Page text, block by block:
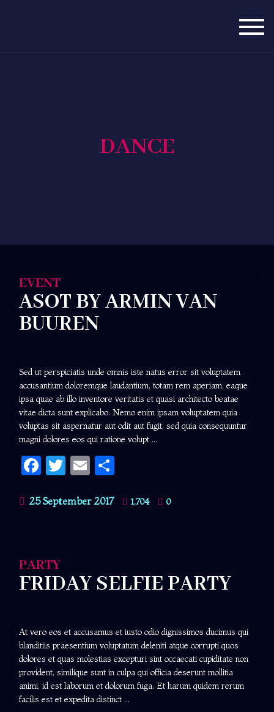
DANCE
EVENT
ASOT BY ARMIN VAN
BUUREN
Sed ut perspiciatis unde omnis iste natus error sit voluptatem
accusantium doloremque laudantium, totam rem aperiam, eaque
ipsa quae ab illo inventore veritatis et quasi architecto beatae
vitae dicta sunt explicabo. Nemo enim ipsam voluptatem quia
voluptas sit aspernatur aut odit aut fugit, sed quia consequuntur
magni dolores eos qui ratione volupt ...
Facebook
Twitter
Email
25 September 2017 1,704 0
PARTY
FRIDAY SELFIE PARTY
At vero eos et accusamus et iusto odio dignissimos ducimus qui
blanditiis praesentium voluptatum deleniti atque corrupti quos
dolores et quas molestias excepturi sint occaecati cupiditate non
provident, similique sunt in culpa qui officia deserunt mollitia
animi, id est laborum et dolorum fuga. Et harum quidem rerum
facilis est et expedita distinct ...